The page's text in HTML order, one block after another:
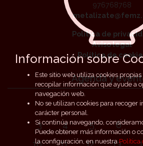
976768768
Política de
Aviso legal
Política de
Agenda y
3
4 5 6
Información sobre
Este sitio web utiliza cookies
recopilar información que ayude a
navegación web.
No se utilizan cookies para recoger
carácter personal.
Si continúa navegando,
Puede obtener más información o
la configuración, en nuestraPolítica